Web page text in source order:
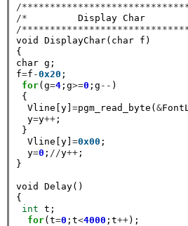
/
/*
/
void DisplayChar(char f)
{
char g;
f=f -0x20 ;
for(g=4;g>=0 ;g -- )
{
  Vline[y]
=pgm_read_byte( &
  y
=y++;
}
  Vline[y]
=0x00 ;
  y
=0 ; //y++;
}
void Delay()
{
int t;
for(t=0 ;t<4000 ;t++);